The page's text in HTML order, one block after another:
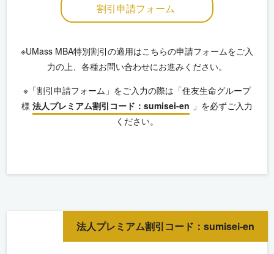
割引申請フォーム
※UMass MBA特別割引の適用はこちらの申請フォームをご入
力の上、各種お問い合わせにお進みください。
※「割引申請フォーム」をご入力の際は「住友生命グループ
様 法人プレミアム割引コード：sumisei-en 」を必ずご入力
ください。
法人プレミアム割引コード：sumisei-en